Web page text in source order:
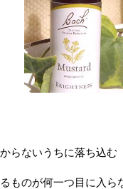
らないうちに落ち込む
のが何一つ目に入ら